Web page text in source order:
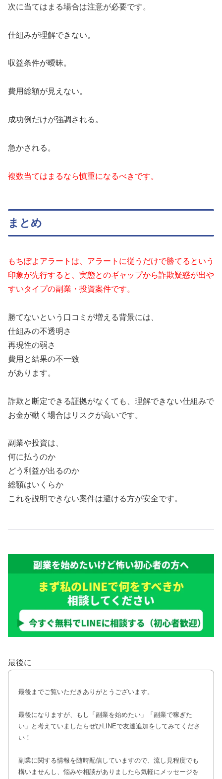
次に当てはまる場合は注意が必要です。
仕組みが理解できない。
収益条件が曖昧。
費用総額が見えない。
成功例だけが強調される。
急かされる。
複数当てはまるなら慎重になるべきです。
まとめ
もちぽよアラートは、アラートに従うだけで勝てるという
印象が先行すると、実態とのギャップから詐欺疑惑が出や
すいタイプの副業・投資案件です。
勝てないという口コミが増える背景には、
仕組みの不透明さ
再現性の弱さ
費用と結果の不一致
があります。
詐欺と断定できる証拠がなくても、理解できない仕組みで
お金が動く場合はリスクが高いです。
副業や投資は、
何に払うのか
どう利益が出るのか
総額はいくらか
これを説明できない案件は避ける方が安全です。
最後に
最後までご覧いただきありがとうございます。
最後になりますが、もし「副業を始めたい」「副業で稼ぎた
い」と考えていましたらぜひLINEで友達追加をしてみてくださ
い！
副業に関する情報を随時配信していますので、流し見程度でも
構いませんし、悩みや相談がありましたら気軽にメッセージを